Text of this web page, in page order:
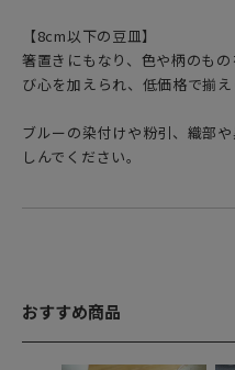
【8cm以下の豆皿】
箸置きにもなり、色や柄のも
び心を加えられ、低価格で揃え
ブルーの染付けや粉引、織部
しんでください。
おすすめ商品